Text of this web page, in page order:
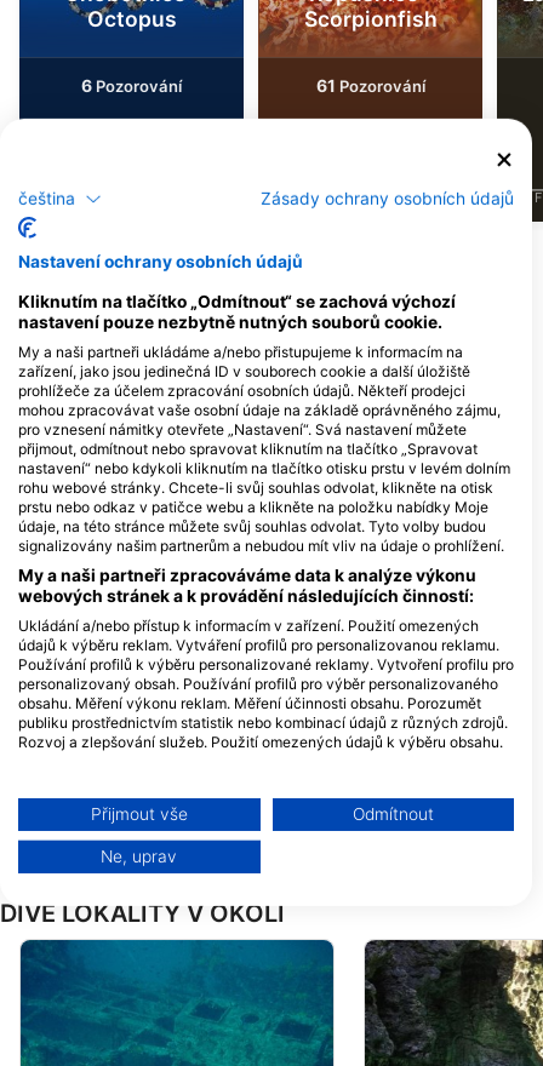
Octopus
6 Pozorování
J F M A
Scorpionfish
61 Pozorování
J F M A M J J A S O N D F
potápěčskou lokalitu
Orca Diving Centre
Verudela 17, 52100 Pula,
Chorvatsko
Scuba Libre Diving Center
Arena Runke Campsite, 52100
Premantura, Chorvatsko
DC SHARK Medulin
Osipovica 30, 52203
Medulin, Chorvatsko
Caretta diving center
BI VILLAGE camping,
Dragonja 115, 52212
DIVE LOKALITY V OKOLÍ
čeština Zásady ochrany osobních údajů
Nastavení ochrany osobních údajů
Kliknutím na tlačítko „Odmítnout“ se zachová výchozí
nastavení pouze nezbytně nutných souborů cookie.
My a naši partneři ukládáme a/nebo přistupujeme k informacím na
zařízení, jako jsou jedinečná ID v souborech cookie a další úložiště
prohlížeče za účelem zpracování osobních údajů. Někteří prodejci
mohou zpracovávat vaše osobní údaje na základě oprávněného zájmu,
pro vznesení námitky otevřete „Nastavení“. Svá nastavení můžete
přijmout, odmítnout nebo spravovat kliknutím na tlačítko „Spravovat
nastavení“ nebo kdykoli kliknutím na tlačítko otisku prstu v levém dolním
rohu webové stránky. Chcete-li svůj souhlas odvolat, klikněte na otisk
prstu nebo odkaz v patičce webu a klikněte na položku nabídky Moje
údaje, na této stránce můžete svůj souhlas odvolat. Tyto volby budou
signalizovány našim partnerům a nebudou mít vliv na údaje o prohlížení.
My a naši partneři zpracováváme data k analýze výkonu
webových stránek a k provádění následujících činností:
Ukládání a/nebo přístup k informacím v zařízení. Použití omezených
údajů k výběru reklam. Vytváření profilů pro personalizovanou reklamu.
Používání profilů k výběru personalizované reklamy. Vytvoření profilu pro
personalizovaný obsah. Používání profilů pro výběr personalizovaného
obsahu. Měření výkonu reklam. Měření účinnosti obsahu. Porozumět
publiku prostřednictvím statistik nebo kombinací údajů z různých zdrojů.
Rozvoj a zlepšování služeb. Použití omezených údajů k výběru obsahu.
Data mohou být sdílena mimo Evropskou unii a odesílána do USA.
Váš souhlas a zásady používání cookie se vztahují pouze na tento
web/aplikaci.
Vaše údaje používáme pro následující účely:
Účely zpracování IAB:
Ukládání a/nebo přístup k informacím v
zařízení
Použití omezených údajů k výběru reklam
Přijmout vše Odmítnout
Ne, uprav